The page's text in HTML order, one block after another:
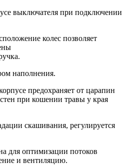
выключателя при подключении
колес позволяет
наполнения.
предохраняет от царапин
при кошении травы у края
скашивания, регулируется
для оптимизации потоков
и вентиляцию.